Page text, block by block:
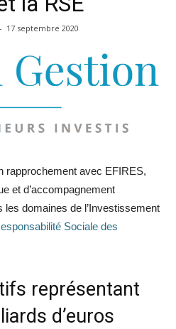
- 17 septembre 2020
rapprochement avec EFIRES,
et d’accompagnement
les domaines de l’Investissement
Sociale des
représentant
d’euros